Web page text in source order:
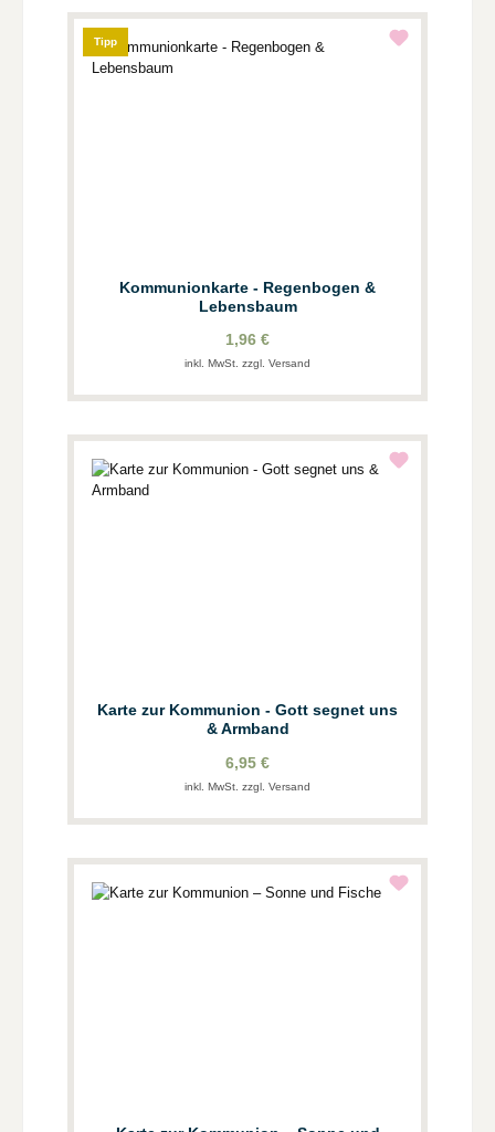
Tipp
Kommunionkarte - Regenbogen &
Lebensbaum
1,96 €
inkl. MwSt. zzgl. Versand
Karte zur Kommunion - Gott segnet uns
& Armband
6,95 €
inkl. MwSt. zzgl. Versand